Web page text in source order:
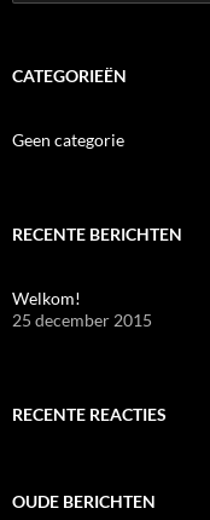
naar:
CATEGORIEËN
Geen categorie
RECENTE BERICHTEN
Welkom!
25 december 2015
RECENTE REACTIES
OUDE BERICHTEN